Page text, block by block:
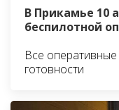
В Прикамье 10
беспилотной
Все
готовности